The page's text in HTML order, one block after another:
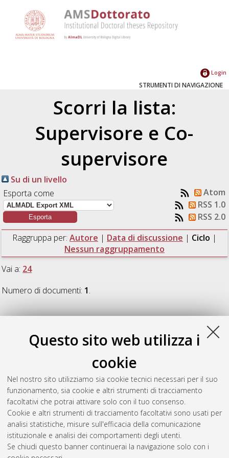
Questo sito web utilizza i
cookie
Nel nostro sito utilizziamo sia cookie tecnici necessari per il suo
funzionamento, sia cookie e altri strumenti di tracciamento
facoltativi che potrai attivare solo con il tuo consenso.
Cookie e altri strumenti di tracciamento facoltativi sono usati per
analisi statistiche, misure sull'efficacia della comunicazione
istituzionale e analisi dei comportamenti degli utenti.
Se chiudi questo banner continuerai la navigazione solo con i
Login
STRUMENTI DI NAVIGAZIONE
Scorri la lista:
Supervisore e Co-
supervisore
Su di un livello
Esporta come
Atom
RSS 1.0
RSS 2.0
Raggruppa per: Autore | Data di discussione | Ciclo |
Nessun raggruppamento
Vai a: 24
Numero di documenti: 1.
24
Luisi, Maria(2012)Il repertorio italiano del Ms Gr. Rés. Vm7
676 della Biblioteca Nazionale di Parigi
Alma Mater Studiorum Università di Bologna. Dottorato di
ricerca inMusicologia e beni musicali, 24 Ciclo. DOI
10.6092/unibo/amsdottorato/5085.
Questa lista e' stata generata il Thu Aug 6 20:47:58 2026